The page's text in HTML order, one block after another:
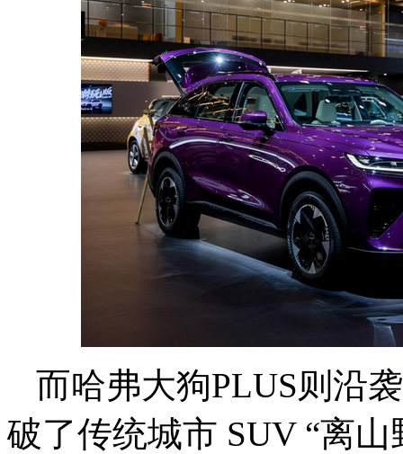
而哈弗大狗PLUS则沿
破了传统城市 SUV “离